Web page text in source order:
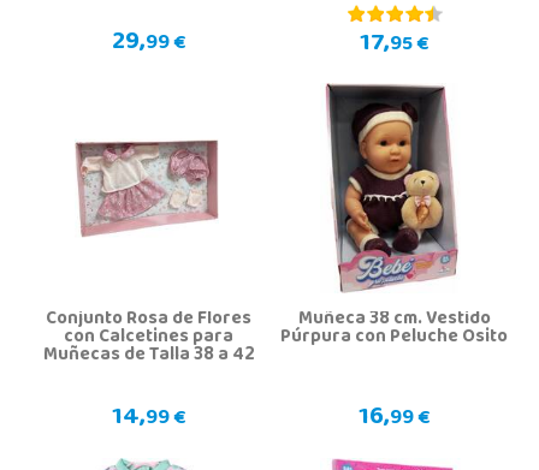
29,99 € 17,95 €
Conjunto Rosa de Flores
con Calcetines para
Muñecas de Talla 38 a 42
14,99 €
Muñeca 38 cm. Vestido
Púrpura con Peluche Osito
16,99 €